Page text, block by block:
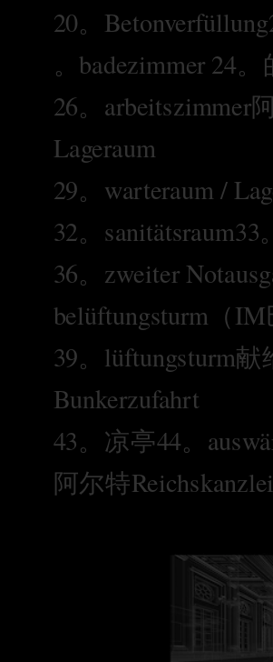
20。
。badezimmer 24
26。arbeitszimmer
Lageraum
29。warteraum /
32。
36。zweiter
belüftungsturm（IM
39。lüftungsturm
Bunkerzufahrt
43。凉亭44。
阿尔特Reichskanzlei